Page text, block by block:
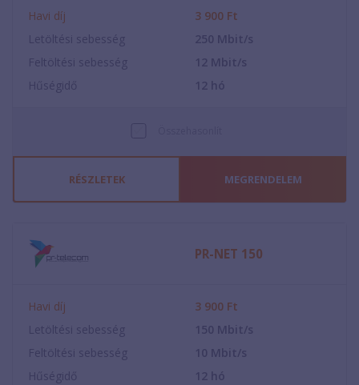
Havi díj 3 900 Ft
Letöltési sebesség
250 Mbit/s
Feltöltési sebesség
12 Mbit/s
Hűségidő
12 hó
RÉSZLETEK MEGRENDELEM
PR-NET 150
Havi díj 3 900 Ft
Letöltési sebesség
150 Mbit/s
Feltöltési sebesség
10 Mbit/s
Hűségidő
12 hó